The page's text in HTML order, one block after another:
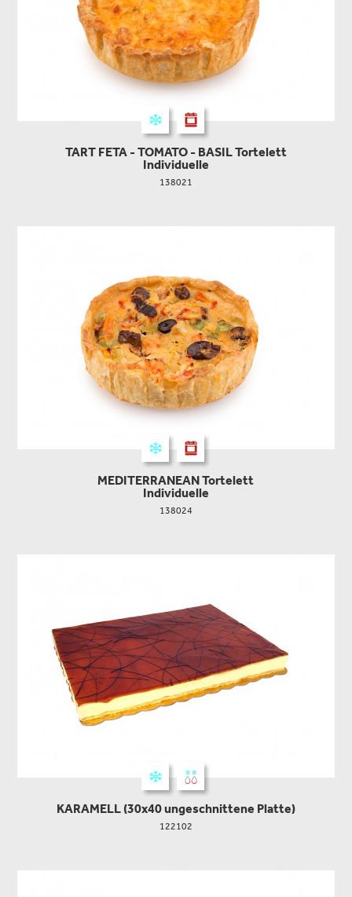
TART FETA - TOMATO - BASIL Tortelett
Individuelle
138021
MEDITERRANEAN Tortelett
Individuelle
138024
KARAMELL (30x40 ungeschnittene Platte)
122102